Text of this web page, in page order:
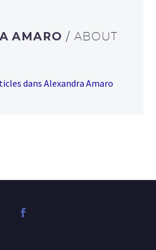
AMARO/ ABOUT
dans Alexandra Amaro